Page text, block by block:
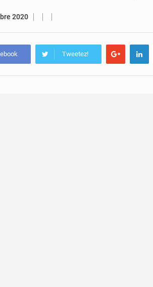
2020
Tweetez!